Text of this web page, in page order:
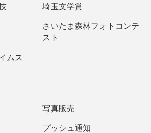
埼玉文学賞
さいたま森林フォトコンテ
スト
ムス
写真販売
プッシュ通知